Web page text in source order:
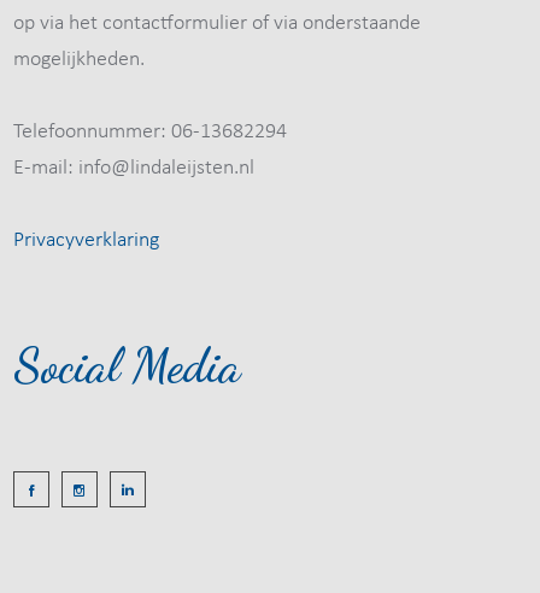
op via het contactformulier of via onderstaande
mogelijkheden.
Telefoonnummer: 06-13682294
E-mail: info@lindaleijsten.nl
Privacyverklaring
Social Media